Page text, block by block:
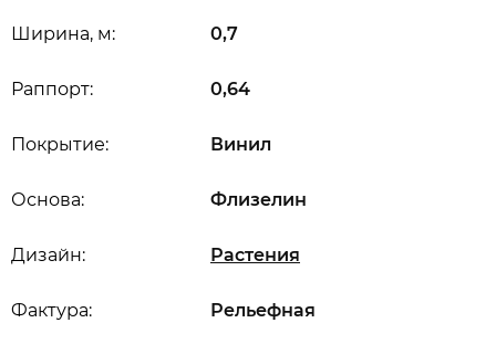
Ширина, м: 0,7
Раппорт: 0,64
Дизайн: Растения
Основа: Флизелин
Покрытие: Винил
Фактура: Рельефная